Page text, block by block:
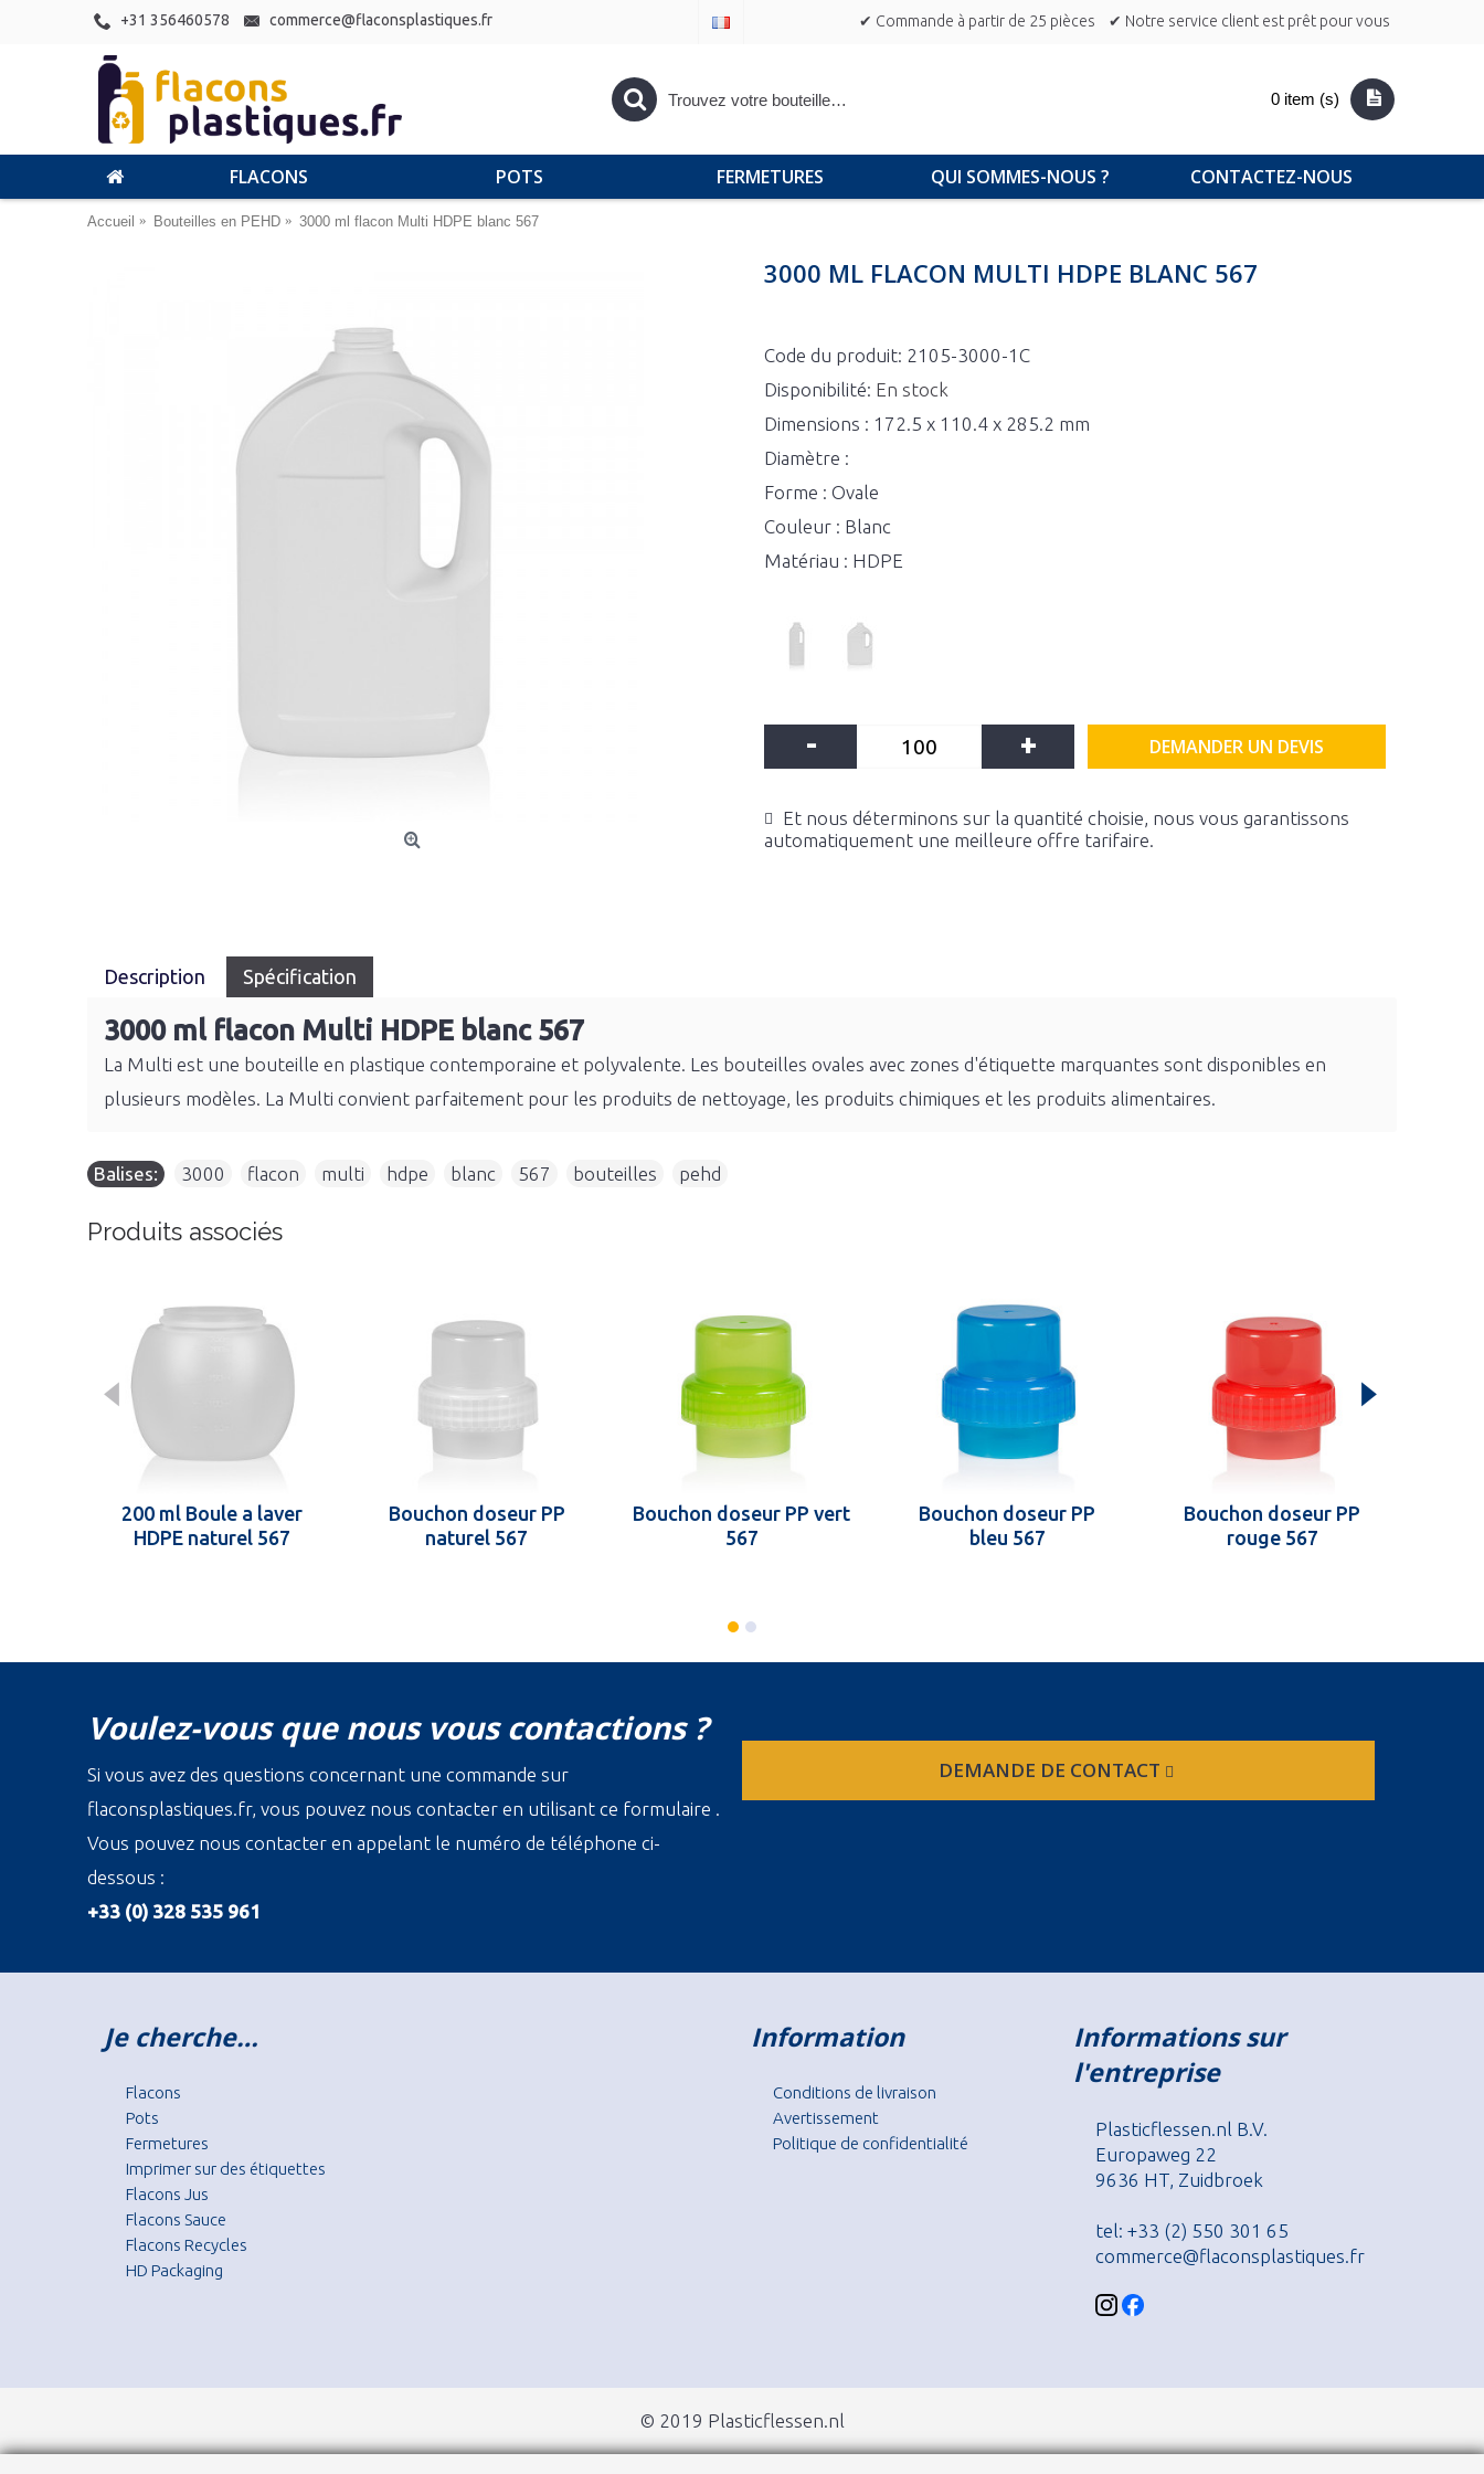
+31 356460578 commerce@flaconsplastiques.fr ✔ Commande à partir de 25 pièces ✔ Notre service client est prêt pour vous
0 item (s)
FLACONS POTS FERMETURES QUI SOMMES-NOUS ? CONTACTEZ-NOUS
Accueil Bouteilles en PEHD 3000 ml flacon Multi HDPE blanc 567
3000 ML FLACON MULTI HDPE BLANC 567
Code du produit: 2105-3000-1C
Disponibilité: En stock
Dimensions : 172.5 x 110.4 x 285.2 mm
Diamètre :
Forme : Ovale
Couleur : Blanc
Matériau : HDPE
- + DEMANDER UN DEVIS
Et nous déterminons sur la quantité choisie, nous vous garantissons
automatiquement une meilleure offre tarifaire.
Description Spécification
3000 ml flacon Multi HDPE blanc 567
La Multi est une bouteille en plastique contemporaine et polyvalente. Les bouteilles ovales avec zones d'étiquette marquantes sont disponibles en
plusieurs modèles. La Multi convient parfaitement pour les produits de nettoyage, les produits chimiques et les produits alimentaires.
Balises: 3000 flacon multi hdpe blanc 567 bouteilles pehd
Produits associés
200 ml Boule a laver
HDPE naturel 567
Bouchon doseur PP
naturel 567
Bouchon doseur PP vert
567
Bouchon doseur PP
bleu 567
Bouchon doseur PP
rouge 567
Voulez-vous que nous vous contactions ?
Si vous avez des questions concernant une commande sur
flaconsplastiques.fr, vous pouvez nous contacter en utilisant ce formulaire .
Vous pouvez nous contacter en appelant le numéro de téléphone ci-
dessous :
+33 (0) 328 535 961
DEMANDE DE CONTACT
Je cherche…
Flacons
Pots
Fermetures
Imprimer sur des étiquettes
Flacons Jus
Flacons Sauce
Flacons Recycles
HD Packaging
Information
Conditions de livraison
Avertissement
Politique de confidentialité
Informations sur
l'entreprise
Plasticflessen.nl B.V.
Europaweg 22
9636 HT, Zuidbroek
tel: +33 (2) 550 301 65
commerce@flaconsplastiques.fr
© 2019 Plasticflessen.nl